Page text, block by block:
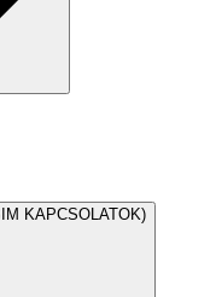
KAPCSOLATOK)